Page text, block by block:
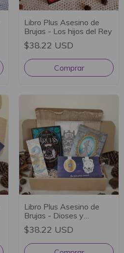
Libro Plus Asesino de
Brujas - Los hijos del Rey
$38.22 USD
Libro Plus Asesino de
Brujas - Dioses y
monstruos
$38.22 USD